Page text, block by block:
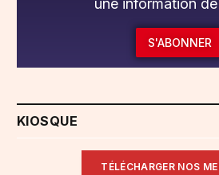
une information
S'ABONNER
KIOSQUE
TÉLÉCHARGER NOS